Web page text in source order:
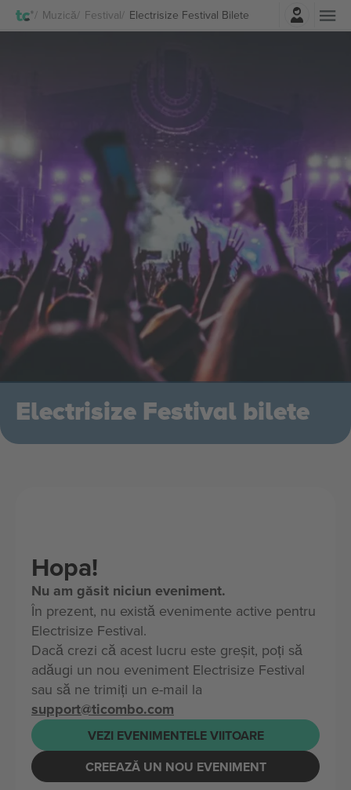
Muzică Festival Electrisize Festival Bilete
Autentificare
Electrisize Festival bilete
Hopa!
Nu am găsit niciun eveniment.
În prezent, nu există evenimente active pentru
Electrisize Festival.
Dacă crezi că acest lucru este greșit, poți să
adăugi un nou eveniment Electrisize Festival
sau să ne trimiți un e-mail la
support@ticombo.com
VEZI EVENIMENTELE VIITOARE
CREEAZĂ UN NOU EVENIMENT